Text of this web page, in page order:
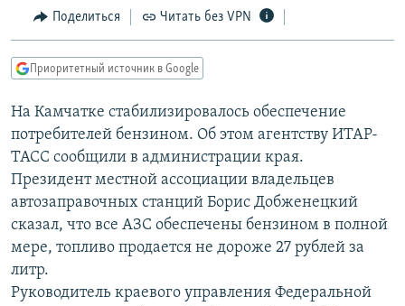
Вернутся
главной
навигации
Вернутся
поиску
МНЕНИЯ
IDEL.РЕАЛИИ
КАВКАЗ.РЕАЛИИ
СЕВЕР.РЕАЛИИ
СИБИРЬ.РЕАЛИИ
РАСПИСАНИЕ ВЕЩАНИЯ
ПОДПИШИТЕСЬ НА РАССЫЛКУ
СОЦИАЛЬНЫЕ СЕТИ
Поделиться Читать без VPN
Приоритетный источник в Google
На Камчатке стабилизировалось обеспечение
потребителей бензином. Об этом агентству ИТАР-
ТАСС сообщили в администрации края.
Президент местной ассоциации владельцев
автозаправочных станций Борис Добженецкий
сказал, что все АЗС обеспечены бензином в полной
мере, топливо продается не дороже 27 рублей за
литр.
Руководитель краевого управления Федеральной